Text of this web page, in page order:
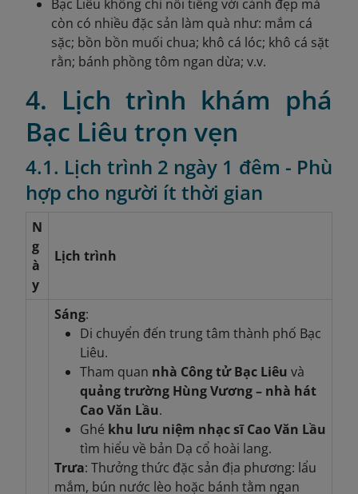
Bạc Liêu không chỉ nổi tiếng với cảnh đẹp mà
còn có nhiều đặc sản làm quà như: mắm cá
sặc; bồn bồn muối chua; khô cá lóc; khô cá sặt
rằn; bánh phồng tôm ngan dừa; v.v.
4. Lịch trình khám phá
Bạc Liêu trọn vẹn
4.1. Lịch trình 2 ngày 1 đêm - Phù
hợp cho người ít thời gian
N
g
à
y
Lịch trình
Sáng:
Di chuyển đến trung tâm thành phố Bạc
Liêu.
Tham quan nhà Công tử Bạc Liêu và
quảng trường Hùng Vương – nhà hát
Cao Văn Lầu.
Ghé khu lưu niệm nhạc sĩ Cao Văn Lầu
tìm hiểu về bản Dạ cổ hoài lang.
Trưa: Thưởng thức đặc sản địa phương: lẩu
mắm, bún nước lèo hoặc bánh tằm ngan